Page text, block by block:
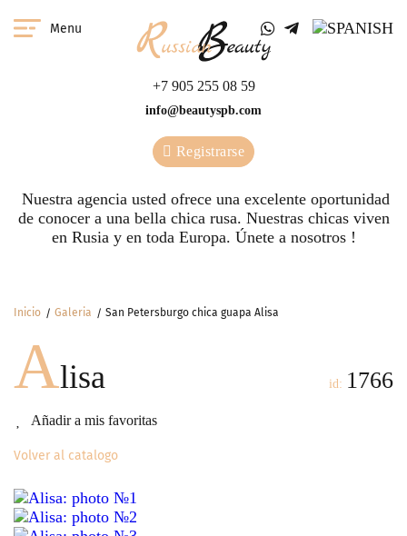
Menu
+7 905 255 08 59
info@beautyspb.com
Registrarse
Nuestra agencia usted ofrece una excelente oportunidad
de conocer a una bella chica rusa. Nuestras сhicas viven
en Rusia y en toda Europa. Únete a nosotros !
Inicio Galeria San Petersburgo chica guapa Alisa
Alisa
Añadir a mis favoritas
id: 1766
Volver al catalogo